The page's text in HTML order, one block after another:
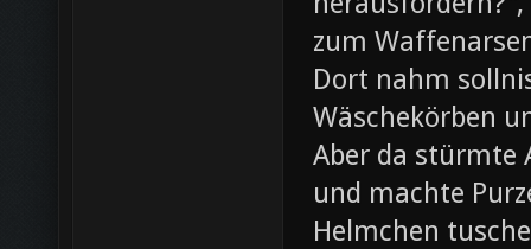
zum
Dort nahm
Wäschekörben
Aber da stürmte
und machte
Helmchen